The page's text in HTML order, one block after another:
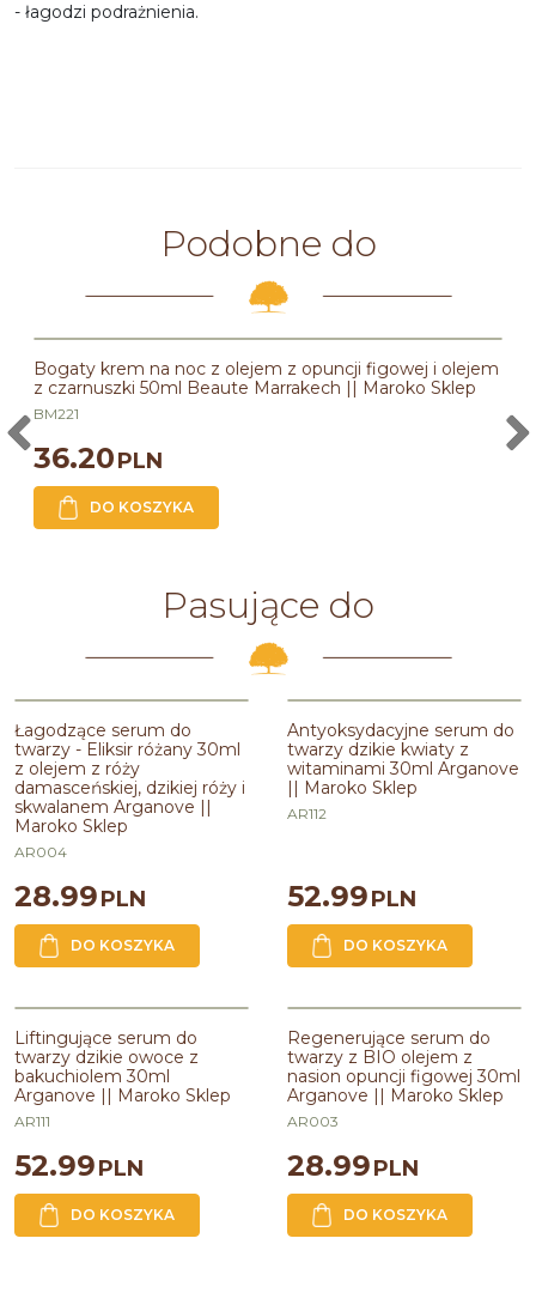
- łagodzi podrażnienia.
Podobne do
Bogaty krem na noc z olejem z opuncji figowej i olejem
z czarnuszki 50ml Beaute Marrakech || Maroko Sklep
BM221
36.20PLN
DO KOSZYKA
Pasujące do
Łagodzące serum do
twarzy - Eliksir różany 30ml
z olejem z róży
damasceńskiej, dzikiej róży i
skwalanem Arganove ||
Maroko Sklep
AR004
28.99PLN
DO KOSZYKA
Antyoksydacyjne serum do
twarzy dzikie kwiaty z
witaminami 30ml Arganove
|| Maroko Sklep
AR112
52.99PLN
DO KOSZYKA
Liftingujące serum do
twarzy dzikie owoce z
bakuchiolem 30ml
Arganove || Maroko Sklep
AR111
52.99PLN
DO KOSZYKA
Regenerujące serum do
twarzy z BIO olejem z
nasion opuncji figowej 30ml
Arganove || Maroko Sklep
AR003
28.99PLN
DO KOSZYKA